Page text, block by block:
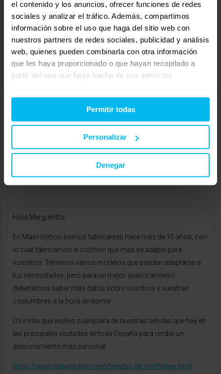
el contenido y los anuncios, ofrecer funciones de redes
sociales y analizar el tráfico. Además, compartimos
información sobre el uso que haga del sitio web con
nuestros partners de redes sociales, publicidad y análisis
web, quienes pueden combinarla con otra información
que les haya proporcionado o que hayan recopilado a
partir del uso que haya hecho de sus servicios.
Permitir todas
Personalizar
Denegar
https://www.milcolchones.com/5-cabeceros
Esperamos haberle ayudado. Si tiene cualquier consulta no
dude en hacérnosla llegar. Estaremos encantados de atenderle.
En Milcolchones.com llevamos más de 30 años fabricando y
acorde a las necesidades y gustos de nuestros usuarios.
info@milcolchones.com
febrero 2, 2018 a las 11:39 am #26919
MAXCOLCHON Invitado
Hola Margueritta
En Maxcolchon somos fabricantes hace más de 10 años, con
lo cual fabricamos el colchón que más se adapte para
vosotros. Tenemos varios modelos que pueden adaptarse a
tus necesidades, pero para un mejor asesoramiento
deberíamos saber más datos sobre vosotros y vuestras
costumbres a la hora de dormir.
Os invito que visitéis cualquiera de nuestras tiendas que hay en
las principales ciudades de toda España para recibir un
asesoramiento más personal.
https://www.maxcolchon.com/tiendas-de-colchones.html